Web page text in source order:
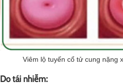
Viêm lộ tuyến cổ tử cung nặng
Do tái nhiễm: